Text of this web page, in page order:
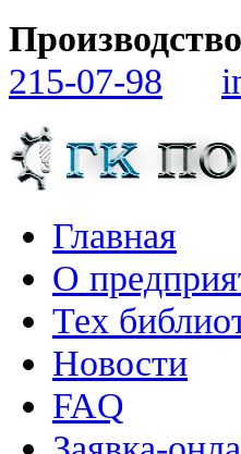
215-07-98
Главная
О
Тех
Новости
FAQ